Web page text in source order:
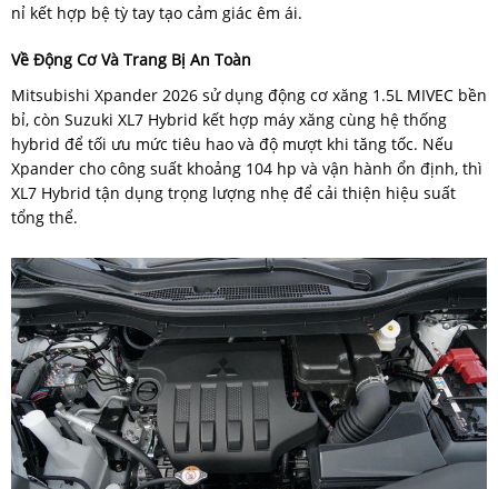
nỉ kết hợp bệ tỳ tay tạo cảm giác êm ái.
Về Động Cơ Và Trang Bị An Toàn
Mitsubishi Xpander 2026 sử dụng động cơ xăng 1.5L MIVEC bền
bỉ, còn Suzuki XL7 Hybrid kết hợp máy xăng cùng hệ thống
hybrid để tối ưu mức tiêu hao và độ mượt khi tăng tốc. Nếu
Xpander cho công suất khoảng 104 hp và vận hành ổn định, thì
XL7 Hybrid tận dụng trọng lượng nhẹ để cải thiện hiệu suất
tổng thể.